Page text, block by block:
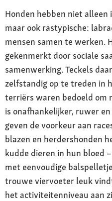
Honden hebben niet
maar ook rastypische:
mensen samen te werken.
gekenmerkt door sociale
samenwerking. Teckels
zelfstandig op te treden in
terriërs waren bedoeld om
is onafhankelijker, ruwer
geven de voorkeur aan
blazen en herdershonden
kudde dieren in hun bloed
met eenvoudige
trouwe viervoeter leuk
het activiteitenniveau aan